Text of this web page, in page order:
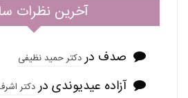
آخرین نظرات
صدف دردکتر حمید نظیفی
آزاده عیدیوندی دردکتر